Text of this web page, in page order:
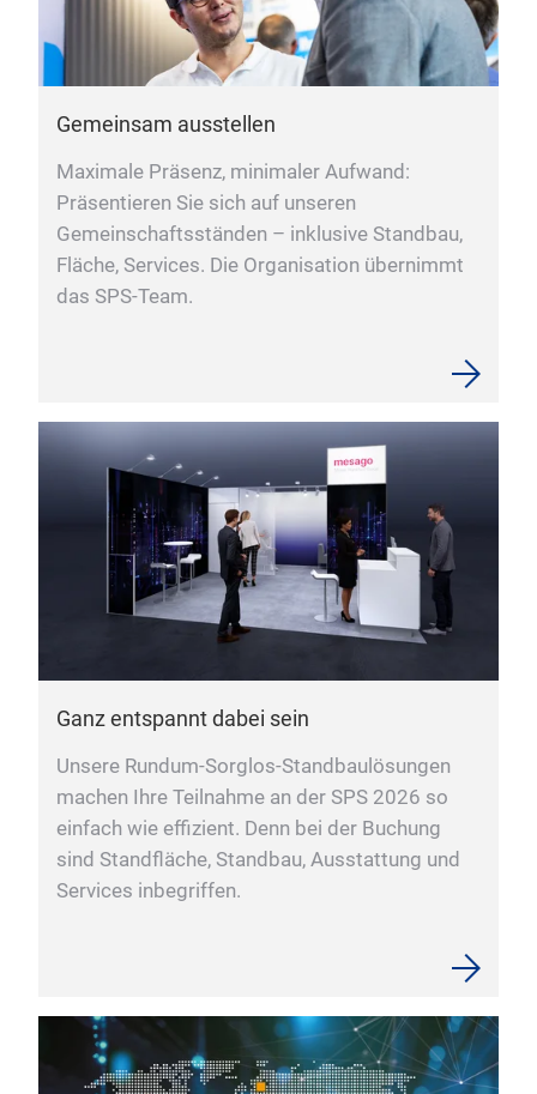
Gemeinsam ausstellen
Maximale Präsenz, minimaler Aufwand:
Präsentieren Sie sich auf unseren
Gemeinschaftsständen – inklusive Standbau,
Fläche, Services. Die Organisation übernimmt
das SPS-Team.
Ganz entspannt dabei sein
Unsere Rundum-Sorglos-Standbaulösungen
machen Ihre Teilnahme an der SPS 2026 so
einfach wie effizient. Denn bei der Buchung
sind Standfläche, Standbau, Ausstattung und
Services inbegriffen.